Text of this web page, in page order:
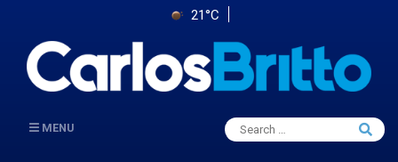
21°C
MENU
Search
for:
Search